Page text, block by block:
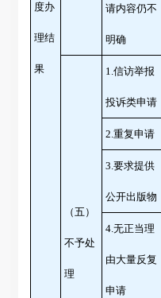
度办
理结
果
请内容仍不
明确
（五）
不予处
理
1.信访举报
投诉类申请
2.重复申请
3.要求提供
公开出版物
4.无正当理
由大量反复
申请